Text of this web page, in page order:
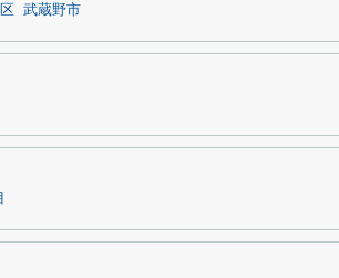
武蔵野市